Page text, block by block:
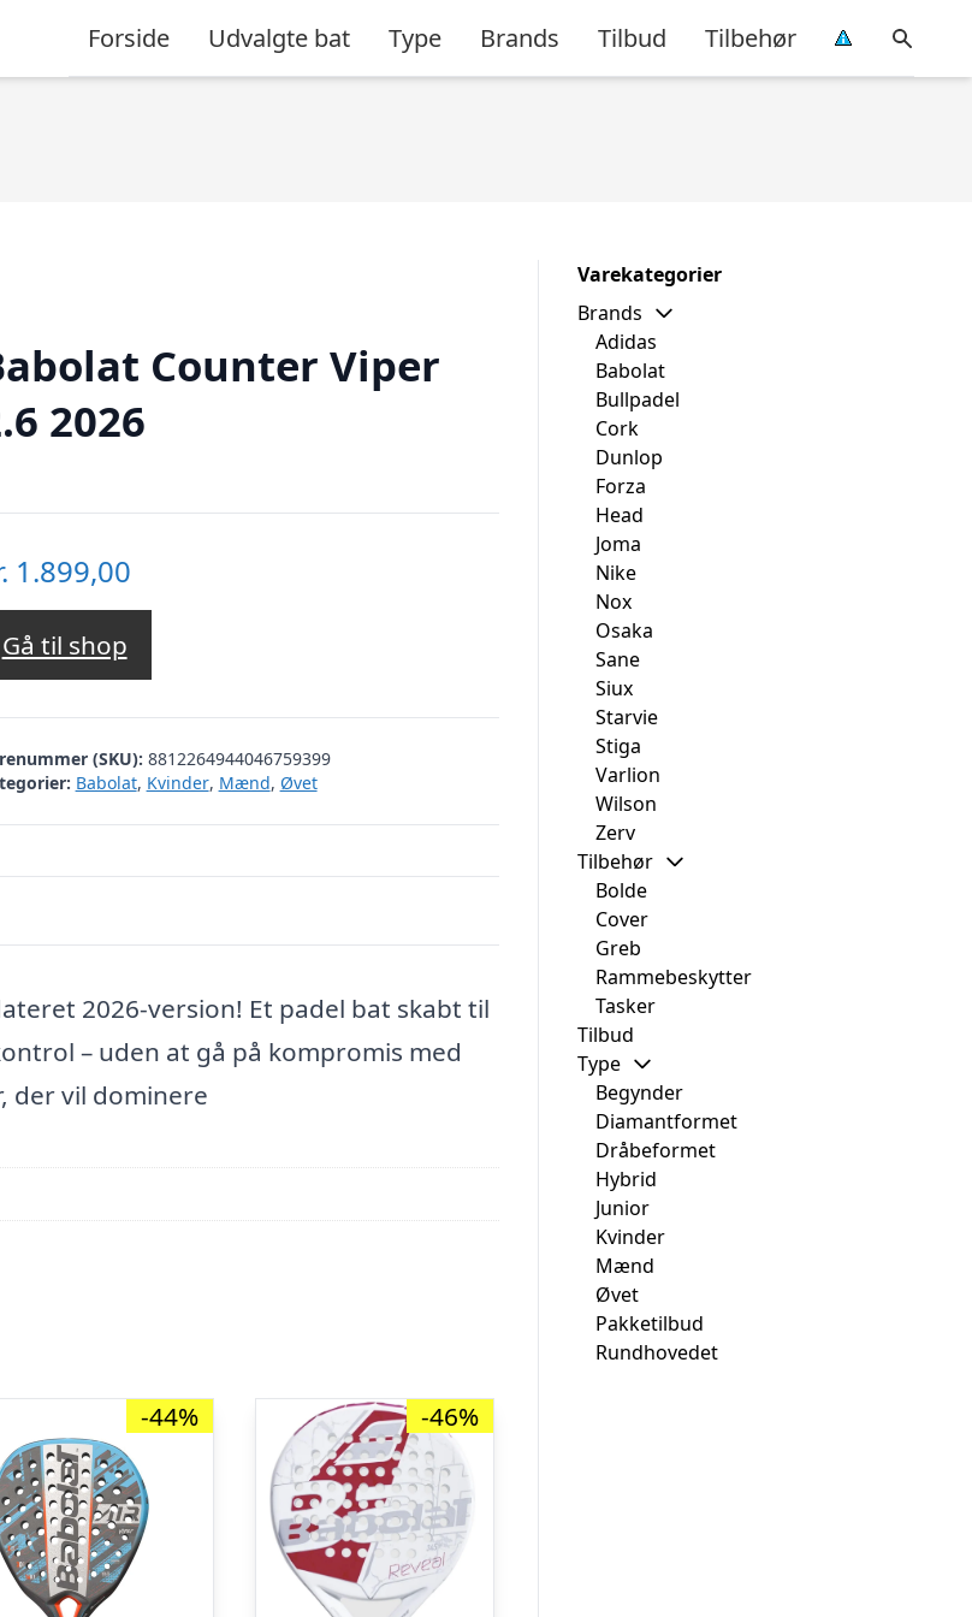
Forside Udvalgte bat Type Brands Tilbud Tilbehør
Counter Viper
2026
1.899,00
Gå til shop
(SKU): 8812264944046759399
Babolat, Kvinder, Mænd, Øvet
2026-version! Et padel bat skabt til
– uden at gå på kompromis med
der vil dominere
-44% -46%
Varekategorier
Brands
Adidas
Babolat
Bullpadel
Cork
Dunlop
Forza
Head
Joma
Nike
Nox
Osaka
Sane
Siux
Starvie
Stiga
Varlion
Wilson
Zerv
Tilbehør
Bolde
Cover
Greb
Rammebeskytter
Tasker
Tilbud
Type
Begynder
Diamantformet
Dråbeformet
Hybrid
Junior
Kvinder
Mænd
Øvet
Pakketilbud
Rundhovedet